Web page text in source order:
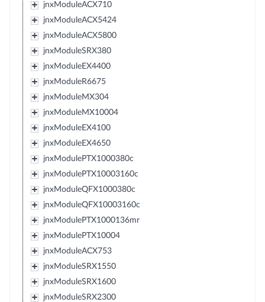
jnxModuleACX710
jnxModuleACX5424
jnxModuleACX5800
jnxModuleSRX380
jnxModuleEX4400
jnxModuleR6675
jnxModuleMX304
jnxModuleMX10004
jnxModuleEX4100
jnxModuleEX4650
jnxModulePTX1000380c
jnxModulePTX10003160c
jnxModuleQFX1000380c
jnxModuleQFX10003160c
jnxModulePTX1000136mr
jnxModulePTX10004
jnxModuleACX753
jnxModuleSRX1550
jnxModuleSRX1600
jnxModuleSRX2300